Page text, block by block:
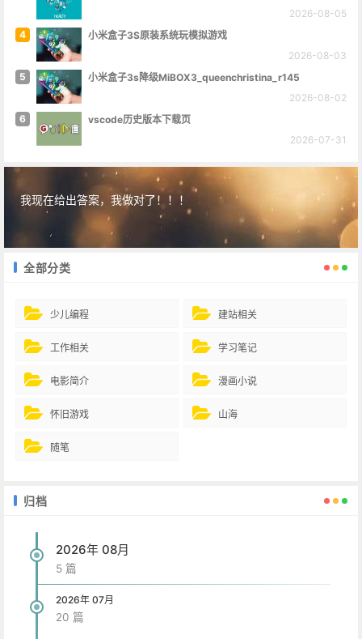
2026-08-05
4
小米盒子3S原装系统玩模拟游戏
2026-08-03
5
小米盒子3s降级MiBOX3_queenchristina_r145
2026-08-02
6
vscode历史版本下载页
2026-07-31
我现在给出答案，我做对了！！！
全部分类
少儿编程 建站相关
工作相关 学习笔记
电影简介 漫画小说
怀旧游戏 山海
随笔
归档
2026年 08月
5 篇
2026年 07月
20 篇